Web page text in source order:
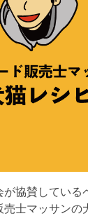
協賛している
士マッサンの